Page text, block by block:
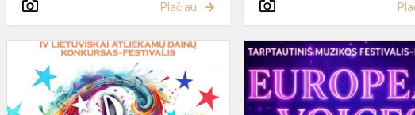
Plačiau
populiariosios
lietuviškai
atliekamos